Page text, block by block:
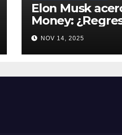
Elon Musk
Money:
Dogecoin con el
nuevo pago
#Cripto
NOV 14, 2025